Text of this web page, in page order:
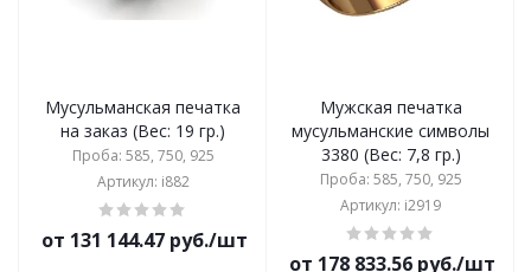
Мусульманская печатка
на заказ (Вес: 19 гр.)
Проба: 585, 750, 925
Артикул: i882
от 131 144.47 руб./шт
Мужская печатка
мусульманские символы
3380 (Вес: 7,8 гр.)
Проба: 585, 750, 925
Артикул: i2919
от 178 833.56 руб./шт